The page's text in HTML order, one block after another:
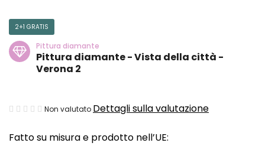
Fatto su misura e prodotto nell’UE:
2+1 GRATIS
Pittura diamante
Pittura diamante - Vista della città -
Verona 2
La
media
Non valutato Dettagli sulla valutazione